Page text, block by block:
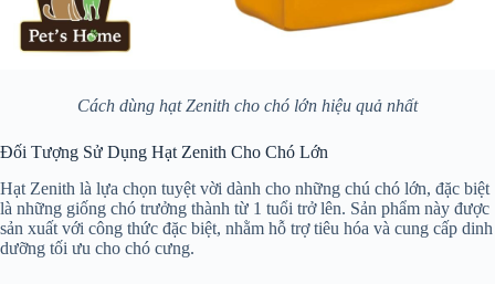
Cách dùng hạt Zenith cho chó lớn hiệu quả nhất
Đối Tượng Sử Dụng Hạt Zenith Cho Chó Lớn
Hạt Zenith là lựa chọn tuyệt vời dành cho những chú chó lớn, đặc biệt
là những giống chó trưởng thành từ 1 tuổi trở lên. Sản phẩm này được
sản xuất với công thức đặc biệt, nhằm hỗ trợ tiêu hóa và cung cấp dinh
dưỡng tối ưu cho chó cưng.